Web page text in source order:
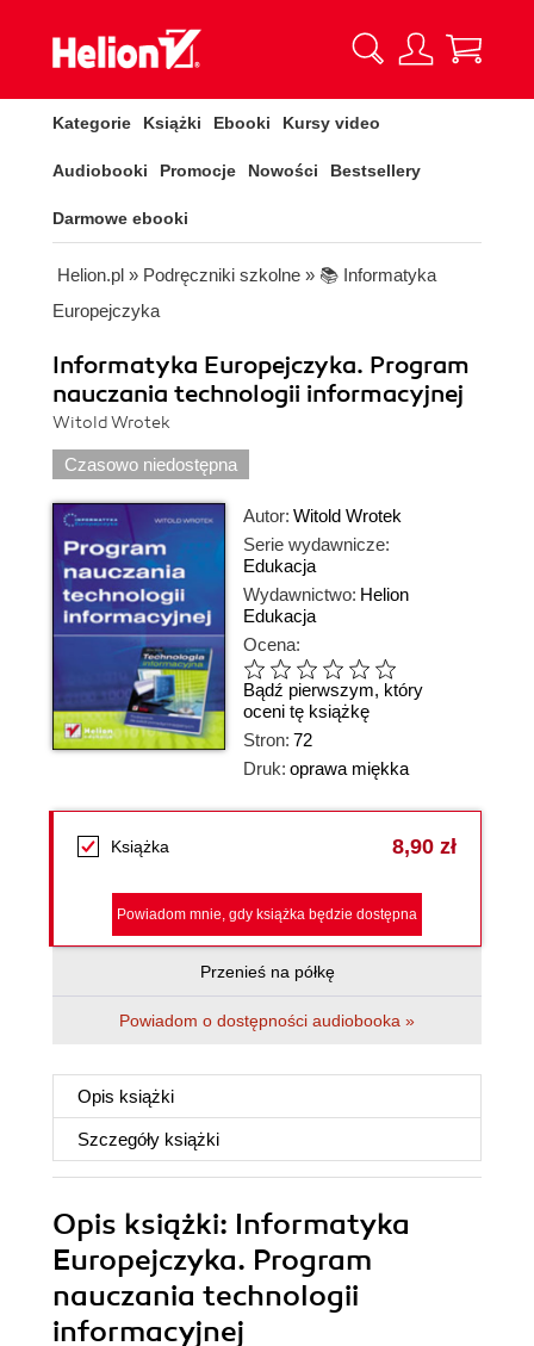
Kategorie Książki Ebooki Kursy video
Audiobooki Promocje Nowości Bestsellery
Darmowe ebooki
Helion.pl » Podręczniki szkolne » 📚 Informatyka
Europejczyka
Informatyka Europejczyka. Program
nauczania technologii informacyjnej
Witold Wrotek
Czasowo niedostępna
Autor: Witold Wrotek
Serie wydawnicze:
Edukacja
Wydawnictwo: Helion
Edukacja
Ocena:
Bądź pierwszym, który
oceni tę książkę
Stron: 72
Druk: oprawa miękka
Książka 8,90 zł
Powiadom mnie, gdy książka będzie dostępna
Przenieś na półkę
Powiadom o dostępności audiobooka »
Opis książki
Szczegóły książki
Opis książki: Informatyka
Europejczyka. Program
nauczania technologii
informacyjnej